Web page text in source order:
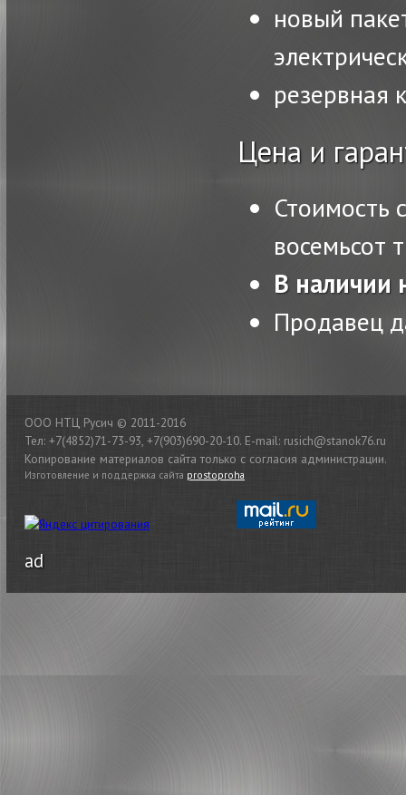
новый
резервная
Цена и
Стоимость
восемьсот
В наличии
Продавец
ООО НТЦ Русич © 2011-2016
Тел: +7(4852)71-73-93, +7(903)690-20-10. E-mail: rusich@stanok76.ru
Копирование материалов сайта только с согласия администрации.
Изготовление и поддержка сайта prostoproha
ad